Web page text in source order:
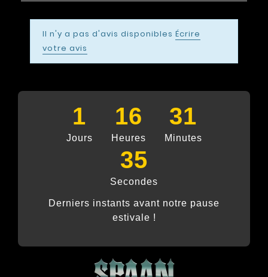
Il n'y a pas d'avis disponibles Écrire
votre avis
1
Jours
16
Heures
31
Minutes
34
Secondes
Derniers instants avant notre pause
estivale !